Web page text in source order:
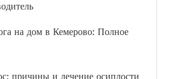
на дом в Кемерово: Полное
причины и лечение осиплости